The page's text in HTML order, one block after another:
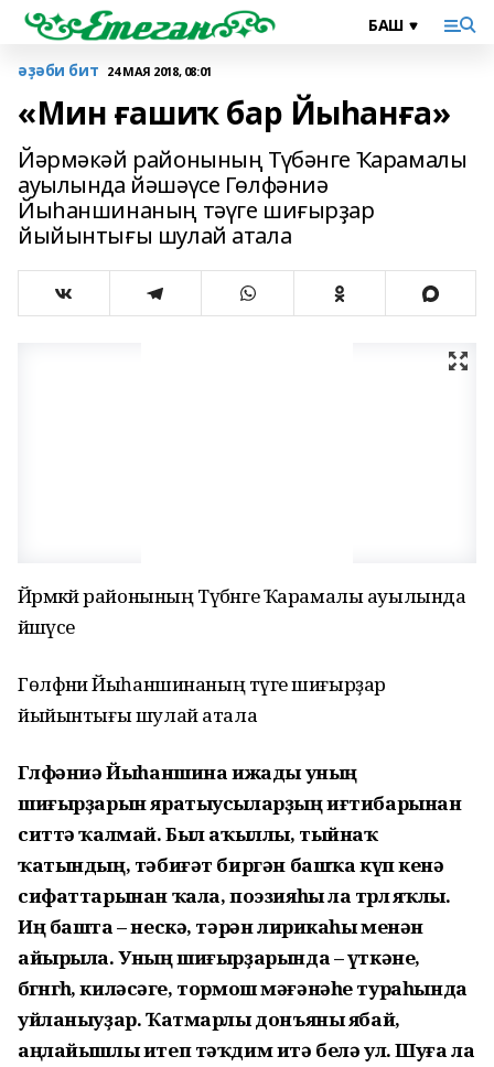
әҙәби бит 24 МАЯ 2018, 08:01
«Мин ғашиҡ бар Йыһанға»
Йәрмәкәй районының Түбәнге Ҡарамалы
ауылында йәшәүсе Гөлфәниә
Йыһаншинаның тәүге шиғырҙар
йыйынтығы шулай атала
Йәрмәкәй районының Түбәнге Ҡарамалы ауылында
йәшәүсе
Гөлфәниә Йыһаншинаның тәүге шиғырҙар
йыйынтығы шулай атала
Гөлфәниә Йыһаншина ижады уның
шиғырҙарын яратыусыларҙың иғтибарынан
ситтә ҡалмай. Был аҡыллы, тыйнаҡ
ҡатындың, тәбиғәт биргән башҡа күп кенә
сифаттарынан ҡала, поэзияһы ла төрлө яҡлы.
Иң башта – нескә, тәрән лирикаһы менән
айырыла. Уның шиғырҙарында – үткәне,
бөгөнгөһө, киләсәге, тормош мәғәнәһе тураһында
уйланыуҙар. Ҡатмарлы донъяны ябай,
аңлайышлы итеп тәҡдим итә белә ул. Шуға ла